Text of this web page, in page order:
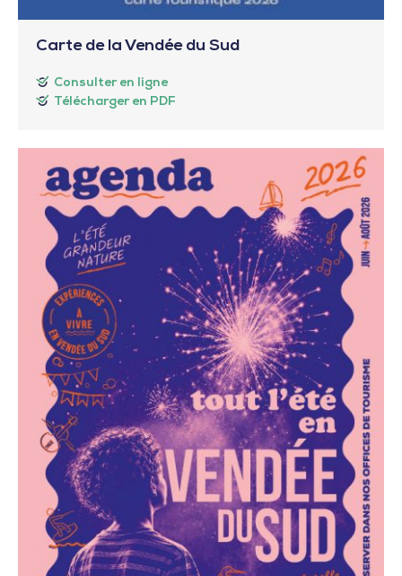
Carte de la Vendée du Sud
Consulter en ligne
Télécharger en PDF